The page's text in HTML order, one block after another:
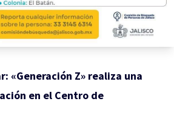
«Generación Z» realiza una
en el Centro de